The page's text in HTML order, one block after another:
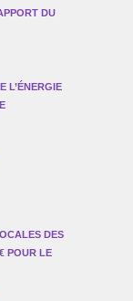
DU
L’ÉNERGIE
DES
POUR LE